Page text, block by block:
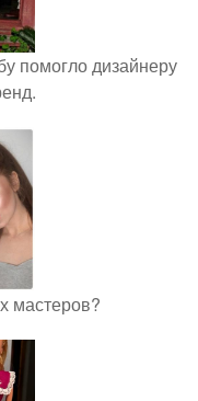
помогло дизайнеру
мастеров?